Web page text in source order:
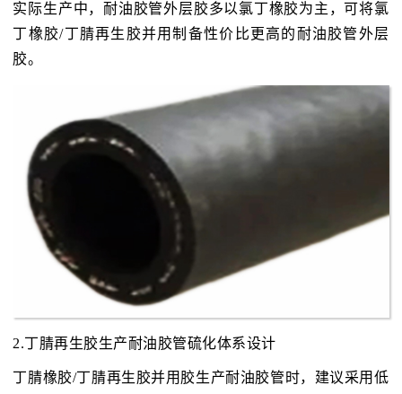
实际生产中，耐油胶管外层胶多以氯丁橡胶为主，可将氯
丁橡胶/丁腈再生胶并用制备性价比更高的耐油胶管外层
胶。
2.丁腈再生胶生产耐油胶管硫化体系设计
丁腈橡胶/丁腈再生胶并用胶生产耐油胶管时，建议采用低